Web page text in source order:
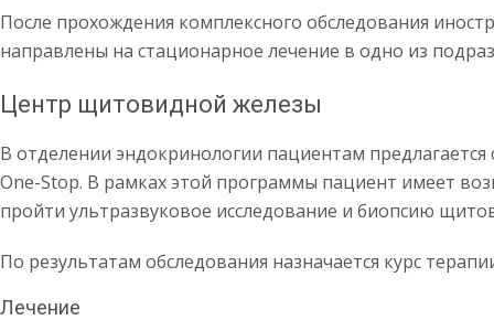
После прохождения комплексного обследования
направлены на стационарное лечение в одно из
Центр щитовидной железы
В отделении эндокринологии пациентам
One-Stop. В рамках этой программы пациент имеет
пройти ультразвуковое исследование и биопсию
По результатам обследования назначается курс
Лечение